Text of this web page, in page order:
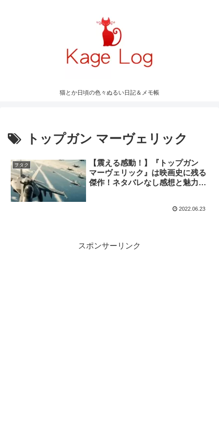
猫とか日頃の色々ぬるい日記＆メモ帳
トップガン マーヴェリック
ヲタク
【震える感動！】『トップガン
マーヴェリック』は映画史に残る
傑作！ネタバレなし感想と魅力を
2022.06.23
スポンサーリンク